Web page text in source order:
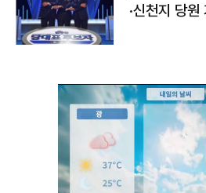
·신천지 당